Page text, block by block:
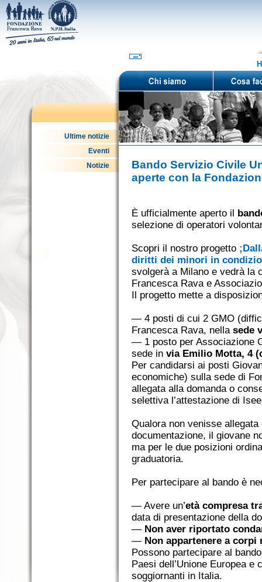
Ultime notizie
Eventi
Notizie
Bando Servizio Civile
aperte con la
È ufficialmente aperto il
selezione di operatori
Scopri il nostro progetto
diritti dei minori in
svolgerà a Milano e vedrà la
Francesca Rava e
Il progetto mette a
— 4 posti di cui 2 GMO
Francesca Rava, nella sede
— 1 posto per Associazione
sede in via Emilio Motta, 4
Per candidarsi ai posti
economiche) sulla sede di
allegata alla domanda o
selettiva l’attestazione di
Qualora non venisse
documentazione, il giovane
ma per le due posizioni
graduatoria.
Per partecipare al bando è
— Avere un’età compresa
data di presentazione della
— Non aver riportato
— Non appartenere a
Possono partecipare al
Paesi dell’Unione Europea
soggiornanti in Italia.